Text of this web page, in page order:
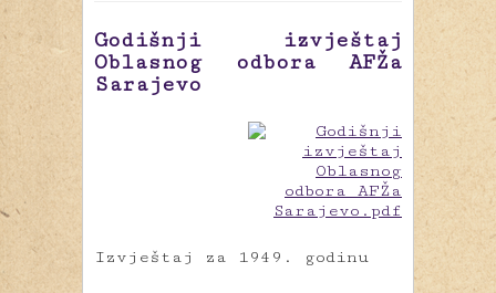
Godišnji izvještaj
Oblasnog odbora AFŽa
Sarajevo
Izvještaj za 1949. godinu